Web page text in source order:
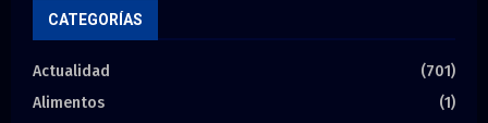
CATEGORÍAS
Actualidad
(701)
Alimentos
(1)